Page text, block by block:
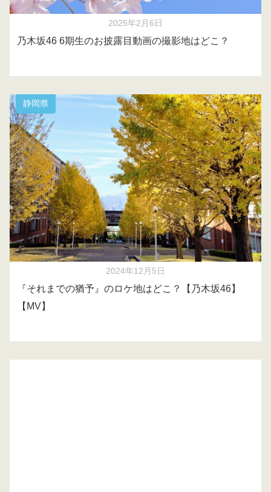
2025年2月6日
乃木坂46 6期生のお披露目動画の撮影地はどこ？
静岡県
2024年12月5日
『それまでの猶予』のロケ地はどこ？【乃木坂46】
【MV】